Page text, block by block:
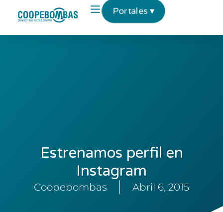
Portales ▾
Estrenamos perfil en
Instagram
Coopebombas Abril 6, 2015